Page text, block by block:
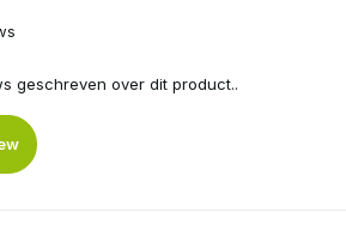
geschreven over dit product..